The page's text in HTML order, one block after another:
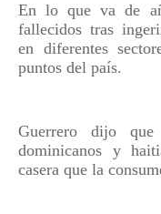
En lo que va de
fallecidos tras
en diferentes
puntos del país.
Guerrero dijo
dominicanos y
casera que la